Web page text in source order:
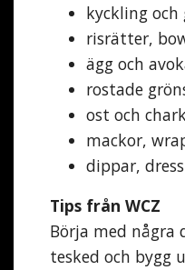
kyckling
risrätter,
ägg och
rostade
ost och
mackor,
dippar,
Tips från WCZ
Börja med några
tesked och bygg